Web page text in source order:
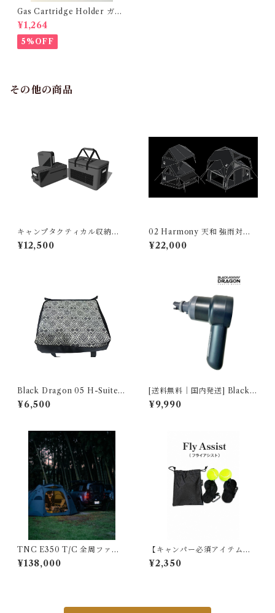
Gas Cartridge Holder ガス
カートリッジホルダー [For 2
30g gas ONLY] 7531225175
¥1,264
5%OFF
その他の商品
キャンプタクティカル収納バ
ッグ 大・中・小サイズセット
— すべての収納ニーズに対
¥12,500
02 Harmony 天和 強雨対応
フライシート(Heavy Rain Pr
otection Flysheet)
¥22,000
Black Dragon 05 H-Suite
Carpet カーペットCarpet 22
2404461023-05
¥6,500
[送料無料｜国内発送] Black
Dragon 電動エアポンプ Mini
(Electric Air Pump Mini) 2
¥9,990
TNC E350 T/C 全周ファス
ナー Fully Enclosed Zipper
ed Footprint
¥138,000
【キャンパー必須アイテム】
BLACK DRAGON FLY ASS
IST フライアシスト 2224044
¥2,350